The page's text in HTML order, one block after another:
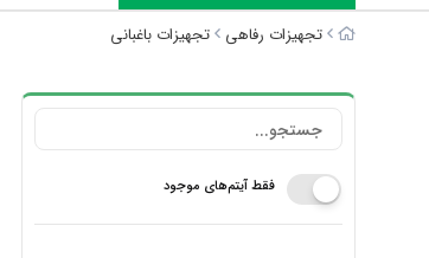
تجهیزات رفاهی تجهیزات باغبانی
فقط آیتم‌های موجود